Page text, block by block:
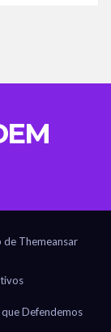
de Themeansar
que Defendemos